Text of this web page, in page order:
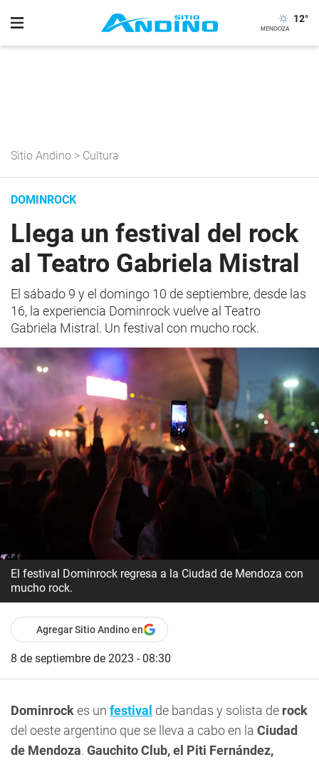
12°
Sitio Andino > Cultura
DOMINROCK
Llega un festival del rock
al Teatro Gabriela Mistral
El sábado 9 y el domingo 10 de septiembre, desde las
16, la experiencia Dominrock vuelve al Teatro
Gabriela Mistral. Un festival con mucho rock.
El festival Dominrock regresa a la Ciudad de Mendoza con
mucho rock.
Agregar Sitio Andino en
8 de septiembre de 2023 - 08:30
Dominrockes un festival de bandas y solista de rock
del oeste argentino que se lleva a cabo en la Ciudad
de Mendoza. Gauchito Club, el Piti Fernández,